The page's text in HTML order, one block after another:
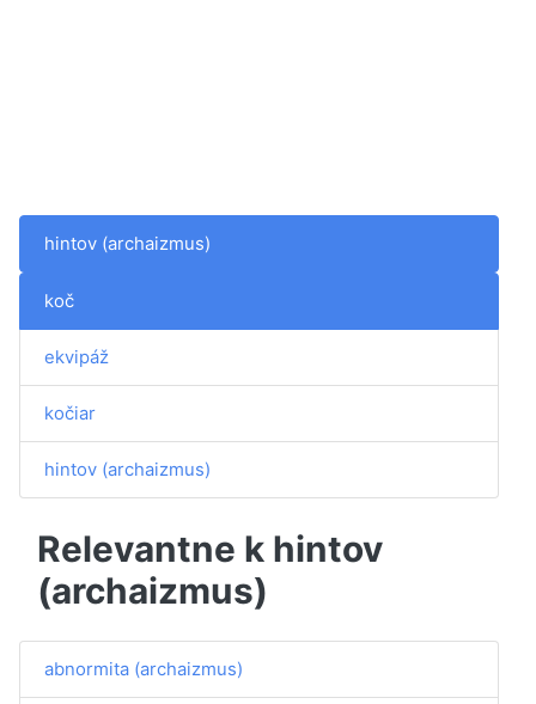
hintov (archaizmus)
koč
ekvipáž
kočiar
hintov (archaizmus)
Relevantne k hintov
(archaizmus)
abnormita (archaizmus)